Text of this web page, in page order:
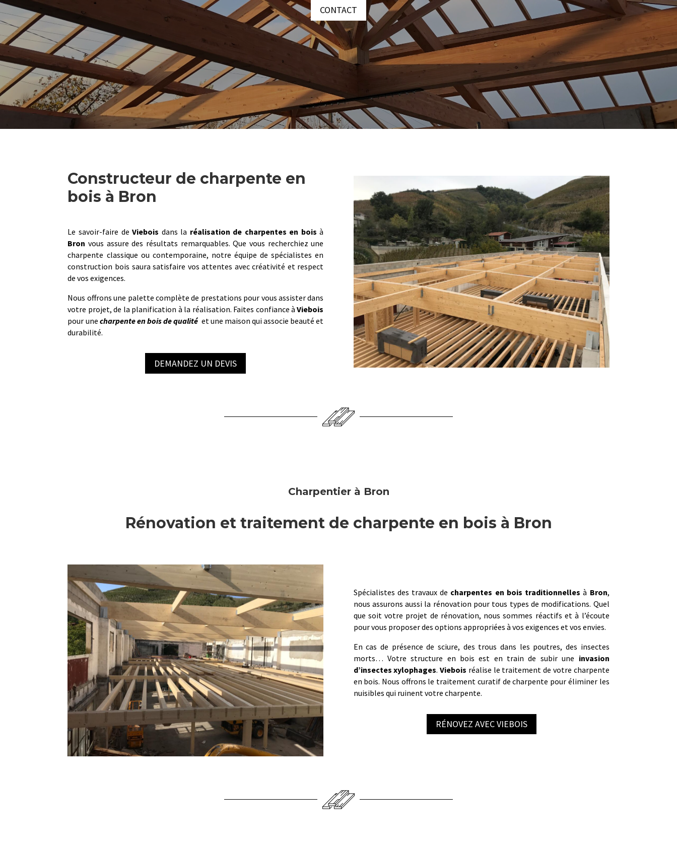
CONTACT
Constructeur de charpente en
bois à Bron
Le savoir-faire deViebois dans la réalisation de charpentes en bois à
Bron vous assure des résultats remarquables. Que vous recherchiez une
charpente classique ou contemporaine, notre équipe de spécialistes en
construction bois saura satisfaire vos attentes avec créativité et respect
de vos exigences.
Nous offrons une palette complète de prestations pour vous assister dans
votre projet, de la planification à la réalisation. Faites confiance àViebois
pour une charpente en bois de qualité et une maison qui associe beauté et
durabilité.
DEMANDEZ UN DEVIS
Charpentier à Bron
Rénovation et traitement de charpente en bois à Bron
Spécialistes des travaux de charpentes en bois traditionnelles à Bron,
nous assurons aussi la rénovation pour tous types de modifications. Quel
que soit votre projet de rénovation, nous sommes réactifs et à l’écoute
pour vous proposer des options appropriées à vos exigences et vos envies.
En cas de présence de sciure, des trous dans les poutres, des insectes
morts… Votre structure en bois est en train de subir une invasion
d’insectes xylophages.Viebois réalise le traitement de votre charpente
en bois. Nous offrons le traitement curatif de charpente pour éliminer les
nuisibles qui ruinent votre charpente.
RÉNOVEZ AVEC VIEBOIS